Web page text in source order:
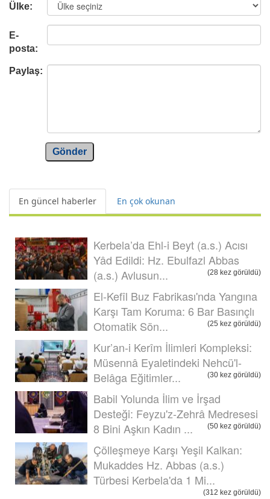
Ülke:
E-
posta:
Paylaş:
Gönder
En güncel haberler En çok okunan
Kerbela’da Ehl-i Beyt (a.s.) Acısı
Yâd Edildi: Hz. Ebulfazl Abbas
(a.s.) Avlusun...
(28 kez görüldü)
El-Kefîl Buz Fabrikası'nda Yangına
Karşı Tam Koruma: 6 Bar Basınçlı
Otomatik Sön...
(25 kez görüldü)
Kur’an-i Kerîm İlimleri Kompleksi:
Müsennâ Eyaletindeki Nehcü'l-
Belâga Eğitimler...
(30 kez görüldü)
Babil Yolunda İlim ve İrşad
Desteği: Feyzu'z-Zehrâ Medresesi
8 Bini Aşkın Kadın ...
(50 kez görüldü)
Çölleşmeye Karşı Yeşil Kalkan:
Mukaddes Hz. Abbas (a.s.)
Türbesi Kerbela'da 1 Mi...
(312 kez görüldü)